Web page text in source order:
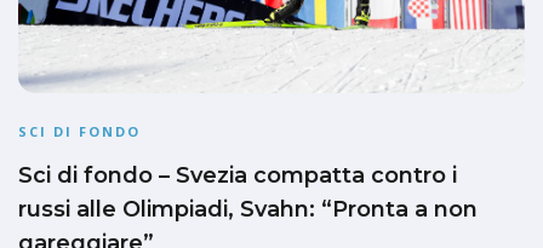
SCI DI FONDO
Sci di fondo – Svezia compatta contro i
russi alle Olimpiadi, Svahn: “Pronta a non